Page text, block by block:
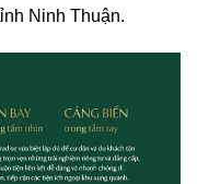
Ninh Thuận.